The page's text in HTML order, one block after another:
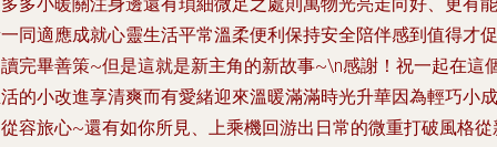
同適應成就心靈生活平常溫柔便利保持安全陪伴感到值得才促
完畢善策~但是這就是新主角的新故事~\n感謝！祝一起在這
的小改進享清爽而有愛緒迎來溫暖滿滿時光升華因為輕巧小成
容旅心~還有如你所見、上乘機回游出日常的微重打破風格從